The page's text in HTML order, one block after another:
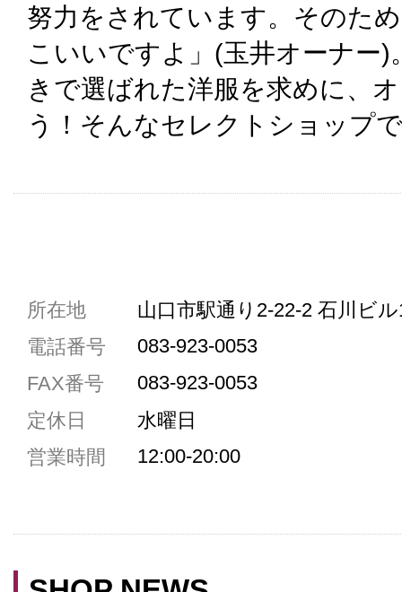
努力をされています。そのた
こいいですよ」(玉井オーナー
きで選ばれた洋服を求めに、
う！そんなセレクトショップ
共通駐車券加盟店
共用トイレ
女性用トイレ
禁煙
所在地
山口市駅通り2-22-2 石川ビル
電話番号
083-923-0053
FAX番号
083-923-0053
定休日
水曜日
営業時間
12:00-20:00